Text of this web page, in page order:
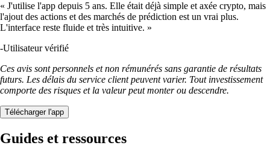
« J'utilise l'app depuis 5 ans. Elle était déjà simple et axée crypto, mais
l'ajout des actions et des marchés de prédiction est un vrai plus.
L'interface reste fluide et très intuitive. »
-Utilisateur vérifié
Ces avis sont personnels et non rémunérés sans garantie de résultats
futurs. Les délais du service client peuvent varier. Tout investissement
comporte des risques et la valeur peut monter ou descendre.
Télécharger l'app
Guides et ressources